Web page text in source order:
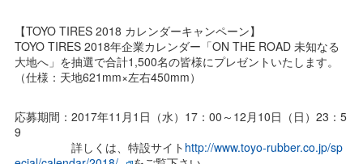
【TOYO TIRES 2018 カレンダーキャンペーン】
TOYO TIRES 2018年企業カレンダー「ON THE ROAD 未知なる
大地へ」を抽選で合計1,500名の皆様にプレゼントいたします。
（仕様：天地621mm×左右450mm）
応募期間：2017年11月1日（水）17：00～12月10日（日）23：5
9
詳しくは、特設サイト http://www.toyo-rubber.co.jp/sp